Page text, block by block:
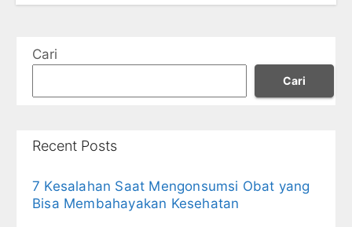
Cari
Cari
Recent Posts
7 Kesalahan Saat Mengonsumsi Obat yang
Bisa Membahayakan Kesehatan